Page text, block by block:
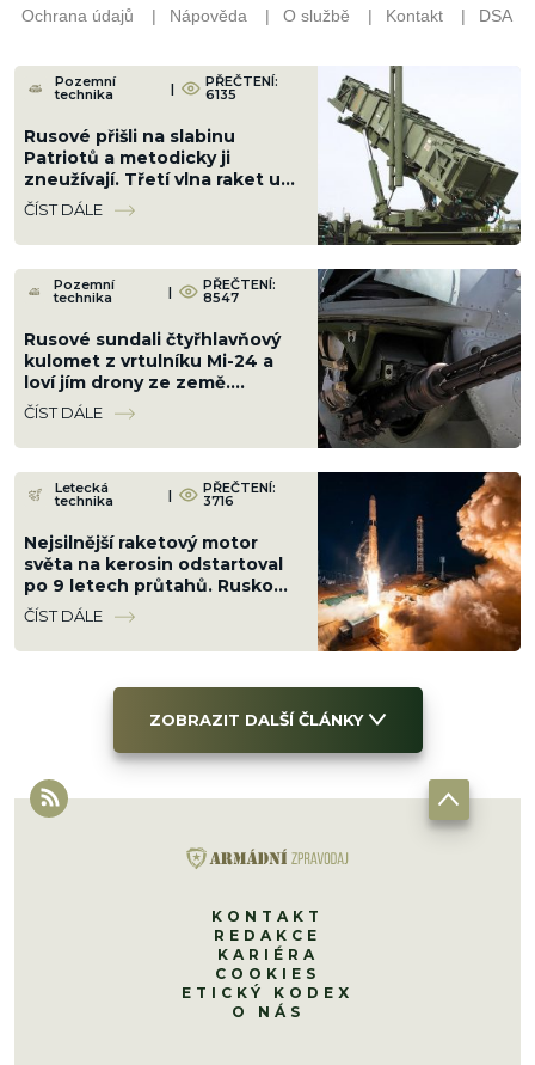
Pozemní
technika | PŘEČTENÍ:
6135
Rusové přišli na slabinu
Patriotů a metodicky ji
zneužívají. Třetí vlna raket už
proletí bez odporu
ČÍST DÁLE
Pozemní
technika | PŘEČTENÍ:
8547
Rusové sundali čtyřhlavňový
kulomet z vrtulníku Mi-24 a
loví jím drony ze země.
Jenomže je až příliš silný
ČÍST DÁLE
Letecká
technika | PŘEČTENÍ:
3716
Nejsilnější raketový motor
světa na kerosin odstartoval
po 9 letech průtahů. Rusko
ho nacpalo do tří raket
najednou
ČÍST DÁLE
ZOBRAZIT DALŠÍ ČLÁNKY
KONTAKT
REDAKCE
KARIÉRA
COOKIES
ETICKÝ KODEX
O NÁS